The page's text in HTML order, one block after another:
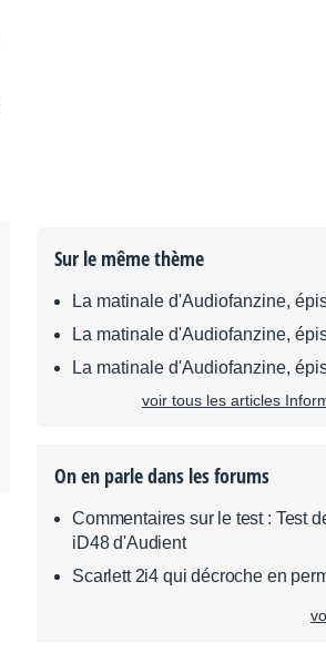
Sur le même thème
La matinale d'Audiofanzine,
La matinale d'Audiofanzine,
La matinale d'Audiofanzine,
voir tous les articles
On en parle dans les forums
Commentaires sur le test : Test
iD48 d'Audient
Scarlett 2i4 qui décroche en